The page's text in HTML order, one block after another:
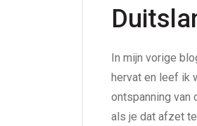
In mijn vorige
hervat en leef ik
ontspanning van
als je dat afzet